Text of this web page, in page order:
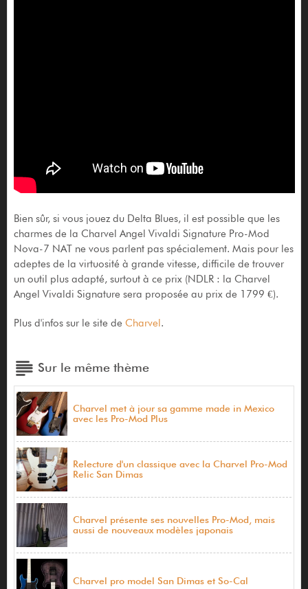
Bien sûr, si vous jouez du Delta Blues, il est possible que les
charmes de la Charvel Angel Vivaldi Signature Pro-Mod
Nova-7 NAT ne vous parlent pas spécialement. Mais pour les
adeptes de la virtuosité à grande vitesse, difficile de trouver
un outil plus adapté, surtout à ce prix (NDLR : la Charvel
Angel Vivaldi Signature sera proposée au prix de 1799 €).
Plus d'infos sur le site de Charvel .
Sur le même thème
Charvel met à jour sa gamme made in Mexico
avec les Pro-Mod Plus
Relecture d'un classique avec la Charvel Pro-Mod
Relic San Dimas
Charvel présente ses nouvelles Pro-Mod, mais
aussi de nouveaux modèles japonais
Charvel pro model San Dimas et So-Cal